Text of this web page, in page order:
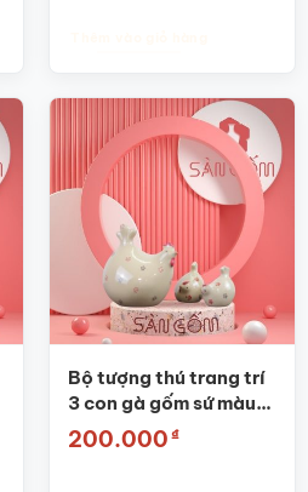
Bộ tượng thú trang trí
3 con gà gốm sứ màu
trắng ngà SG-TT23
200.000 ₫